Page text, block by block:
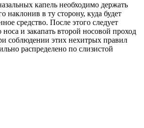
капель необходимо держать
наклонив в ту сторону, куда будет
средство. После этого следует
и закапать второй носовой проход
соблюдении этих нехитрых правил
распределено по слизистой